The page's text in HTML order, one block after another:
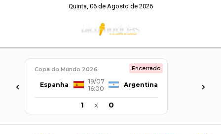
Quinta, 06 de Agosto de 2026
‹
Copa do Mundo 2026 Encerrado
Espanha
19/07
16:00
Argentina
1 x 0
›